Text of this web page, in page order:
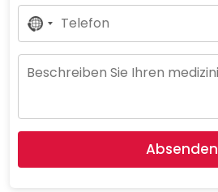
No
Country
Selected
Absenden